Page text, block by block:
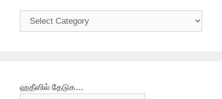
தலைப்புகள்
ஹதீஸில் தேடுக…